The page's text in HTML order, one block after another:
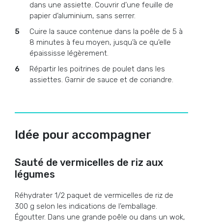
dans une assiette. Couvrir d’une feuille de
papier d’aluminium, sans serrer.
Cuire la sauce contenue dans la poêle de 5 à
8 minutes à feu moyen, jusqu’à ce qu’elle
épaississe légèrement.
Répartir les poitrines de poulet dans les
assiettes. Garnir de sauce et de coriandre.
Idée pour accompagner
Sauté de vermicelles de riz aux
légumes
Réhydrater 1/2 paquet de vermicelles de riz de
300 g selon les indications de l’emballage.
Égoutter. Dans une grande poêle ou dans un wok,